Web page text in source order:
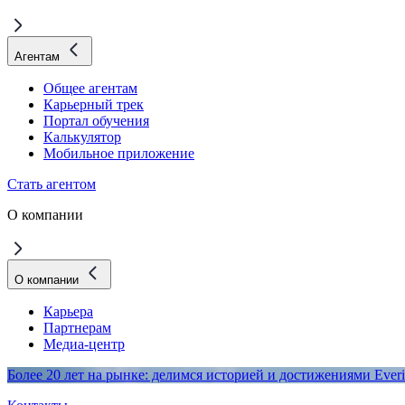
Агентам
Общее агентам
Карьерный трек
Портал обучения
Калькулятор
Мобильное приложение
Стать агентом
О компании
О компании
Карьера
Партнерам
Медиа-центр
Более 20 лет на рынке: делимся историей и достижениями